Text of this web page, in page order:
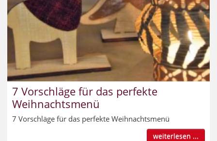
7 Vorschläge für das perfekte
Weihnachtsmenü
7 Vorschläge für das perfekte Weihnachtsmenü
weiterlesen ...